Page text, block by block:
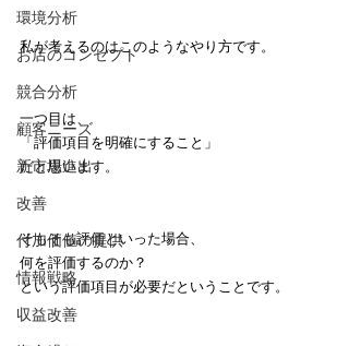
環境分析
お店のコンセプト
競合分析
顧客ニーズ
新市場進出
改善
付加価値の提供
情報戦略
収益改善
私が考えるのはこのようなやり方です。
一つ目は、
「評価項目を明確にすること」
だと思います。
そもそも評価といった場合、
何を評価するのか？
という評価項目が必要だということです。